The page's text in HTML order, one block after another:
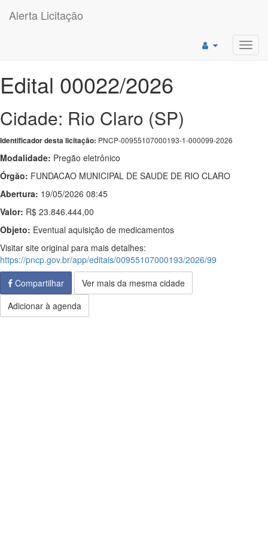
Alerta Licitação
Edital 00022/2026
Cidade: Rio Claro (SP)
Identificador desta licitação: PNCP-00955107000193-1-000099-2026
Modalidade: Pregão eletrônico
Órgão: FUNDACAO MUNICIPAL DE SAUDE DE RIO CLARO
Abertura: 19/05/2026 08:45
Valor: R$ 23.846.444,00
Objeto: Eventual aquisição de medicamentos
Visitar site original para mais detalhes:
https://pncp.gov.br/app/editais/00955107000193/2026/99
Compartilhar
Ver mais da mesma cidade
Adicionar à agenda